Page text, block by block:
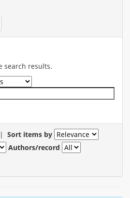
search results.
| Sort items by
Authors/record